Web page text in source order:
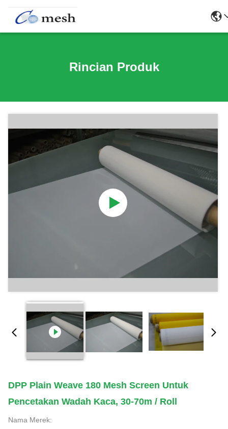
Rincian Produk
DPP Plain Weave 180 Mesh Screen Untuk
Pencetakan Wadah Kaca, 30-70m / Roll
Nama Merek: